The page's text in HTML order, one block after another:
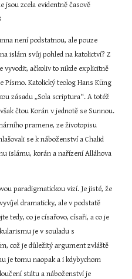
jsou zcela evidentně časově
není podstatnou, ale pouze
islám svůj pohled na katolictví? Z
vyvodit, ačkoliv to nikde explicitně
Písmo. Katolický teolog Hans Küng
zásadu „Sola scriptura“. A totéž
čtou Korán v jednotě se Sunnou.
pramene, ze životopisu
se k náboženství a Chalid
islámu, korán a nařízení Alláhova
paradigmatickou vizí. Je jisté, že
dramaticky, ale v podstatě
tedy, co je císařovo, císaři, a co je
je v souladu s
což je důležitý argument zvláště
je tomu naopak a i kdybychom
státu a náboženství je